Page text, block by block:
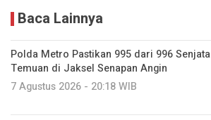
Baca Lainnya
Polda Metro Pastikan 995 dari 996 Senjata
Temuan di Jaksel Senapan Angin
7 Agustus 2026 - 20:18 WIB